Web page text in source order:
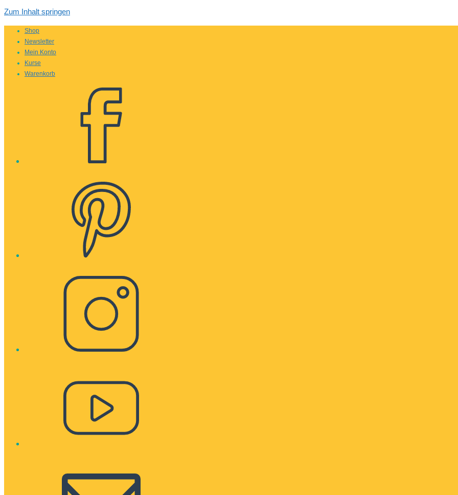
Zum Inhalt springen
Shop
Newsletter
Mein Konto
Kurse
Warenkorb